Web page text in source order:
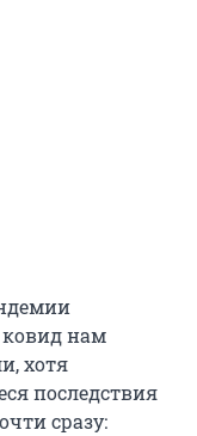
ковид нам
хотя
последствия
сразу: